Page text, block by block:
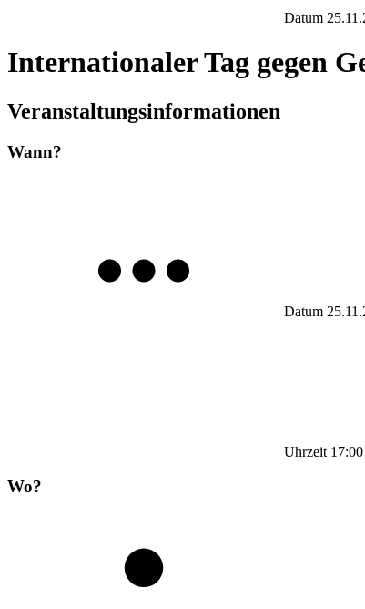
Datum
Internationaler Tag gegen
Veranstaltungsinformationen
Wann?
Datum
Uhrzeit 17:00
Wo?